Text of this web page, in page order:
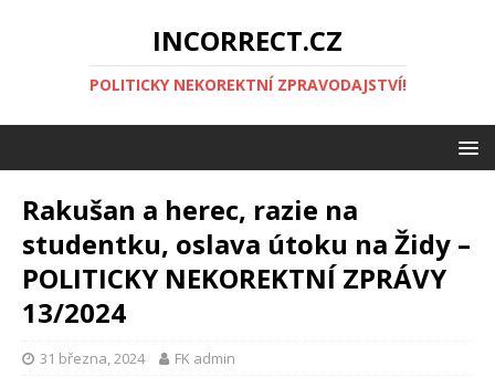
INCORRECT.CZ
POLITICKY NEKOREKTNÍ ZPRAVODAJSTVÍ!
Rakušan a herec, razie na
studentku, oslava útoku na Židy –
POLITICKY NEKOREKTNÍ ZPRÁVY
13/2024
31 března, 2024 FK admin